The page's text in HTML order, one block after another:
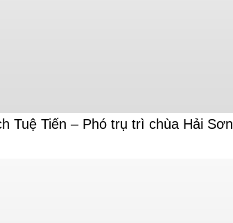
Tuệ Tiến – Phó trụ trì chùa Hải Sơn